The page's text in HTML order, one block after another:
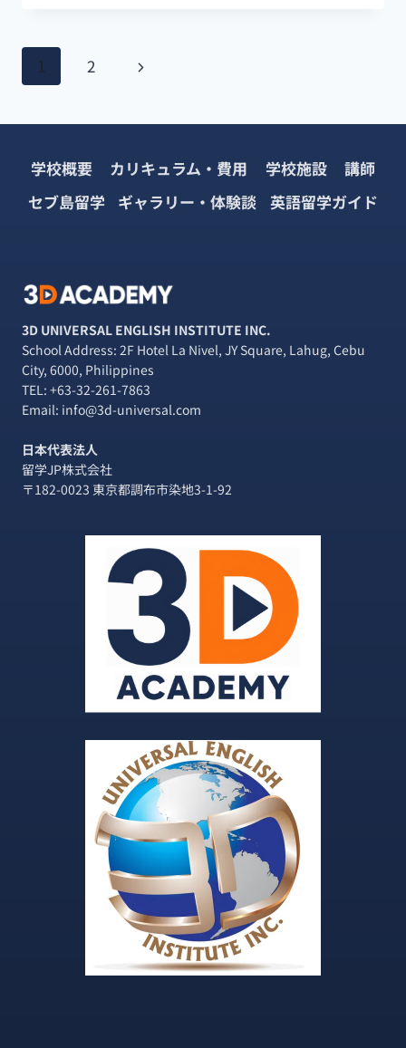
ケ
TIME
SQUARE】
ペ
ナ
ビ
ー
シ
ョ
ン
1 2
次
ー
ジ
学校概要 カリキュラム・費用 学校施設
講師
セブ島留学 ギャラリー・体験談 英語留学ガイド
3D UNIVERSAL ENGLISH INSTITUTE INC.
School Address: 2F Hotel La Nivel, JY Square, Lahug, Cebu
City, 6000, Philippines
TEL: +63-32-261-7863
Email: info@3d-universal.com
日本代表法人
留学JP株式会社
〒182-0023 東京都調布市染地3-1-92